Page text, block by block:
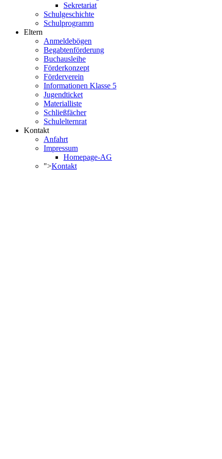
Sekretariat
Schulgeschichte
Schulprogramm
Eltern
Anmeldebögen
Begabtenförderung
Buchausleihe
Förderkonzept
Förderverein
Informationen Klasse 5
Jugendticket
Materialliste
Schließfächer
Schulelternrat
Kontakt
Anfahrt
Impressum
Homepage-AG
">Kontakt